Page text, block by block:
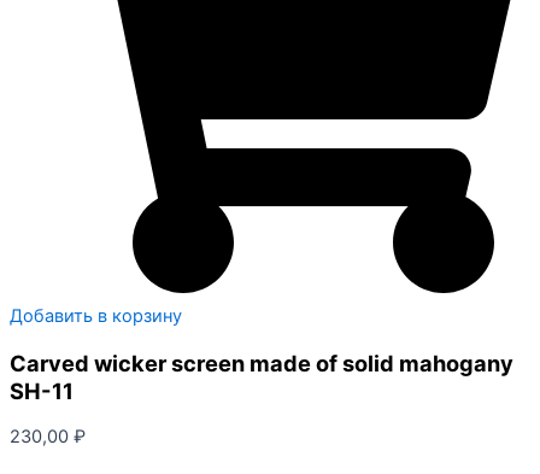
Добавить в корзину
Carved wicker screen made of solid mahogany
SH-11
230,00 ₽